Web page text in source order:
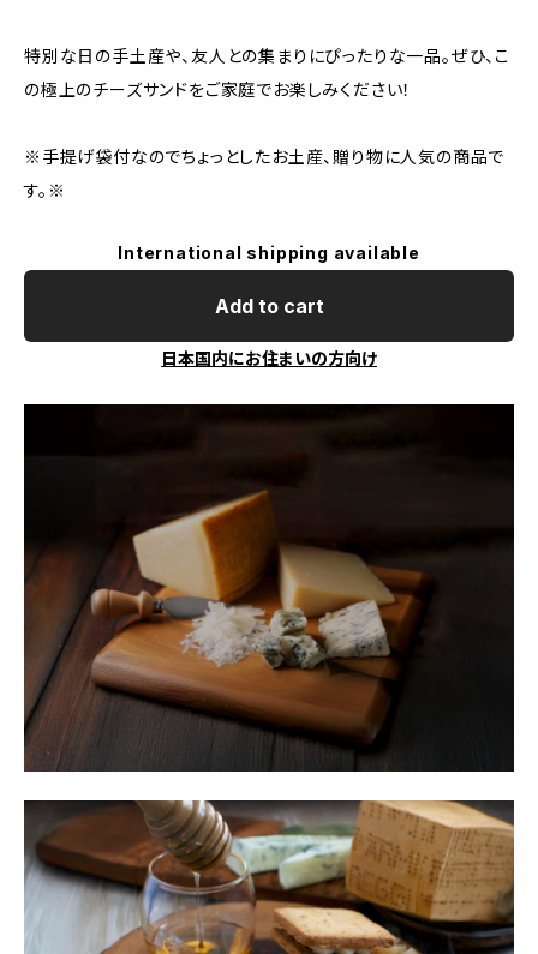
特別な日の手土産や、友人との集まりにぴったりな一品。ぜひ、こ
の極上のチーズサンドをご家庭でお楽しみください！
※手提げ袋付なのでちょっとしたお土産、贈り物に人気の商品で
す。※
International shipping available
Add to cart
日本国内にお住まいの方向け